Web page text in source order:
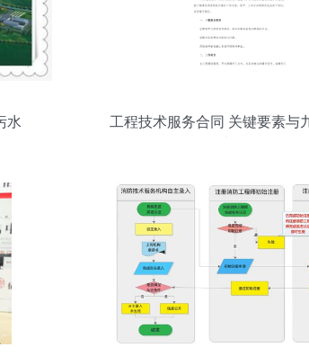
水
工程技术服务合同 关键要素与